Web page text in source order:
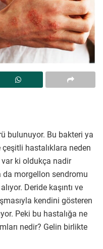
bulunuyor. Bu bakteri ya
hastalıklara neden
var ki oldukça nadir
da morgellon sendromu
Deride kaşıntı ve
kendini gösteren
Peki bu hastalığa ne
nedir? Gelin birlikte